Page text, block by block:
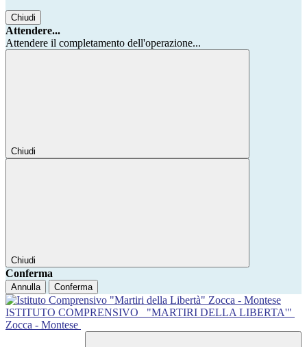
Chiudi
Attendere...
Attendere il completamento dell'operazione...
Chiudi
Chiudi
Conferma
Annulla Conferma
ISTITUTO COMPRENSIVO
"MARTIRI DELLA LIBERTA'"
Zocca - Montese